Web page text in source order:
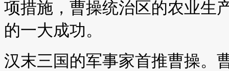
项措施，曹操统治区的农业生
的一大成功。
汉末三国的军事家首推曹操。